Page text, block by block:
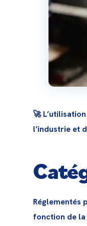
🚀
l’industrie et
Réglementés
fonction de